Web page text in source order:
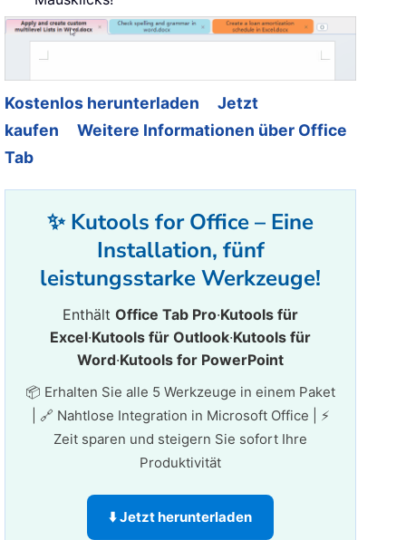
Kostenlos herunterladen
Jetzt
kaufen
Weitere Informationen über Office
Tab
✨ Kutools for Office – Eine
Installation, fünf
leistungsstarke Werkzeuge!
Enthält Office Tab Pro·Kutools für
Excel·Kutools für Outlook·Kutools für
Word·Kutools for PowerPoint
📦 Erhalten Sie alle 5 Werkzeuge in einem Paket
| 🔗 Nahtlose Integration in Microsoft Office | ⚡
Zeit sparen und steigern Sie sofort Ihre
Produktivität
⬇️ Jetzt herunterladen